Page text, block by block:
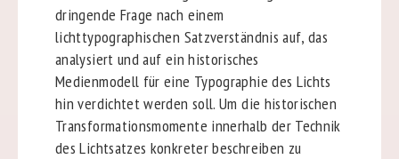
dringende Frage nach einem
lichttypographischen Satzverständnis auf, das
analysiert und auf ein historisches
Medienmodell für eine Typographie des Lichts
hin verdichtet werden soll. Um die historischen
Transformationsmomente innerhalb der Technik
des Lichtsatzes konkreter beschreiben zu